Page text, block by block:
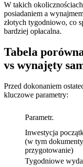
W takich
posiadaniem a
złotych tygodniowo, co
bardziej opłacalna.
Tabela
vs wynajęty
Przed dokonaniem
kluczowe parametry:
Parametr.
Inwestycja
(w tym
przygotowanie)
Tygodniowe